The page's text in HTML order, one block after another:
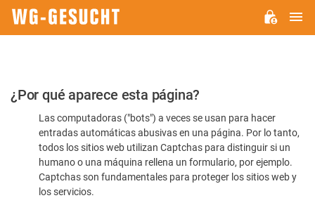
Por
favor,
confirme
humano
¿Por qué aparece esta página?
Las computadoras ("bots") a veces se usan para hacer
entradas automáticas abusivas en una página. Por lo tanto,
todos los sitios web utilizan Captchas para distinguir si un
humano o una máquina rellena un formulario, por ejemplo.
Captchas son fundamentales para proteger los sitios web y
los servicios.